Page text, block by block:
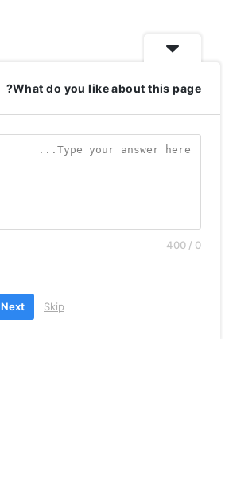
What do you like about this page?
0 / 400
Skip
Next